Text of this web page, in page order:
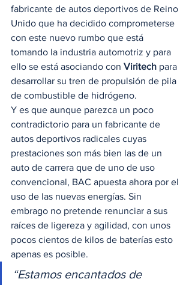
fabricante de autos deportivos de Reino
Unido que ha decidido comprometerse
con este nuevo rumbo que está
tomando la industria automotriz y para
ello se está asociando con Viritech para
desarrollar su tren de propulsión de pila
de combustible de hidrógeno.
Y es que aunque parezca un poco
contradictorio para un fabricante de
autos deportivos radicales cuyas
prestaciones son más bien las de un
auto de carrera que de uno de uso
convencional, BAC apuesta ahora por el
uso de las nuevas energías. Sin
embrago no pretende renunciar a sus
raíces de ligereza y agilidad, con unos
pocos cientos de kilos de baterías esto
apenas es posible.
“Estamos encantados de